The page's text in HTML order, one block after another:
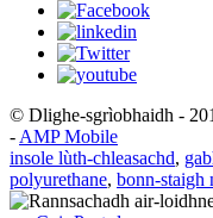
© Dlighe-sgrìobhaidh -
- AMP Mobile
insole lùth-chleasachd,
polyurethane, bonn-staigh